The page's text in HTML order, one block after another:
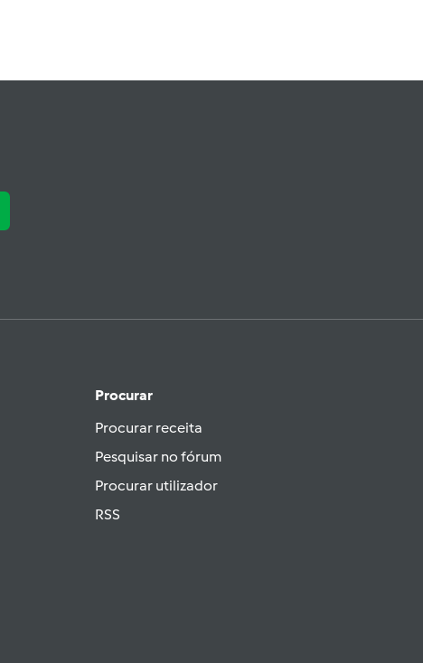
Procurar
Procurar receita
Pesquisar no fórum
Procurar utilizador
RSS